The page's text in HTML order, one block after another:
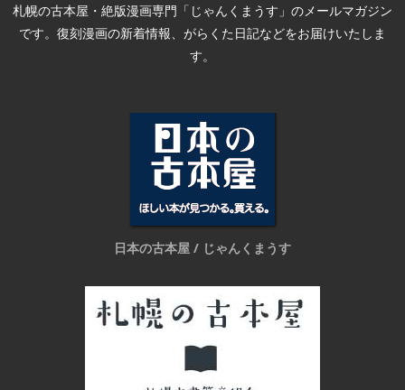
札幌の古本屋・絶版漫画専門「じゃんくまうす」のメールマガジン
です。復刻漫画の新着情報、がらくた日記などをお届けいたしま
す。
日本の古本屋 / じゃんくまうす